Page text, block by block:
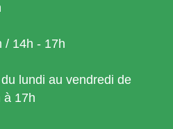
/ 14h - 17h
du lundi au vendredi de
à 17h